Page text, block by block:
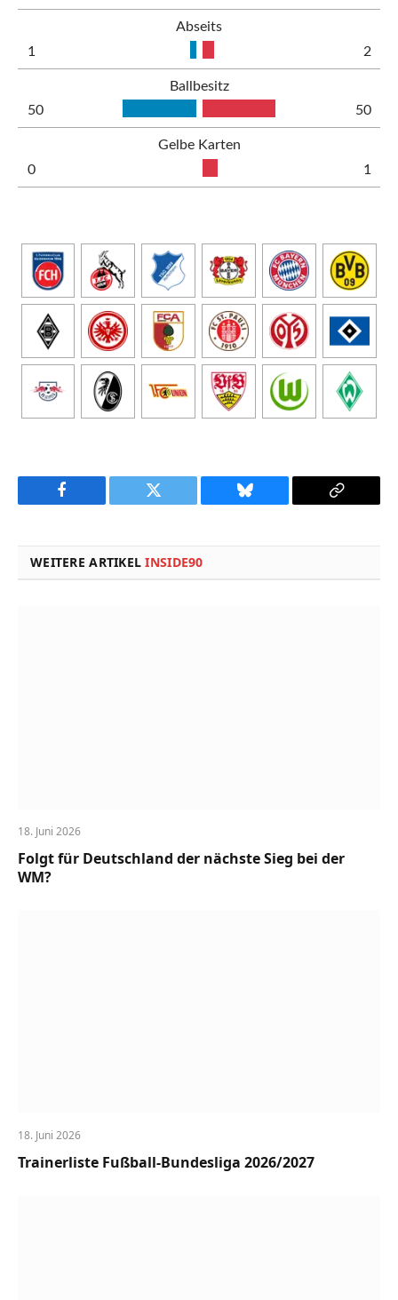
Abseits
1
2
Ballbesitz
50
50
Gelbe Karten
0
1
Facebook Twitter Bluesky
Copy
WEITERE ARTIKELINSIDE90
18. Juni 2026
Folgt für Deutschland der nächste Sieg bei der
WM?
18. Juni 2026
Trainerliste Fußball-Bundesliga 2026/2027